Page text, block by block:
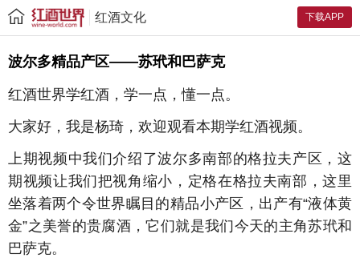
下载APP
红酒文化
波尔多精品产区——苏玳和巴萨克
红酒世界学红酒，学一点，懂一点。
大家好，我是杨琦，欢迎观看本期学红酒视频。
上期视频中我们介绍了波尔多南部的格拉夫产区，这
期视频让我们把视角缩小，定格在格拉夫南部，这里
坐落着两个令世界瞩目的精品小产区，出产有“液体黄
金”之美誉的贵腐酒，它们就是我们今天的主角苏玳和
巴萨克。